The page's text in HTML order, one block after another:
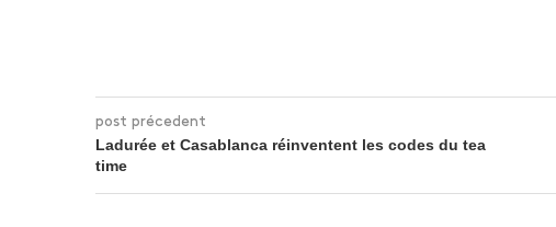
post précedent
Ladurée et Casablanca réinventent les codes du tea
time